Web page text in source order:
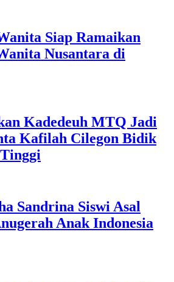
Siap Ramaikan
Nusantara di
Kadedeuh MTQ Jadi
Kafilah Cilegon Bidik
Sandrina Siswi Asal
Anak Indonesia